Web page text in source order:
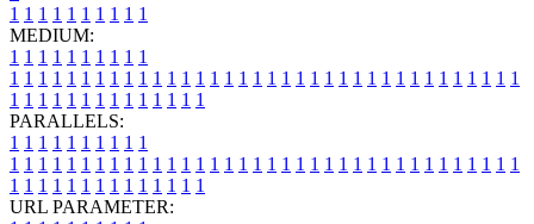
1 1 1 1 1 1 1 1 1 1
MEDIUM:
1 1 1 1 1 1 1 1 1 1
1 1 1 1 1 1 1 1 1 1 1 1 1 1 1 1 1 1 1 1 1 1 1 1 1 1 1 1 1 1 1 1 1 1 1 1
1 1 1 1 1 1 1 1 1 1 1 1 1 1
PARALLELS:
1 1 1 1 1 1 1 1 1 1
1 1 1 1 1 1 1 1 1 1 1 1 1 1 1 1 1 1 1 1 1 1 1 1 1 1 1 1 1 1 1 1 1 1 1 1
1 1 1 1 1 1 1 1 1 1 1 1 1 1
URL PARAMETER: